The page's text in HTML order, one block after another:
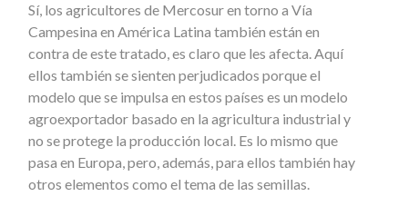
Sí, los agricultores de Mercosur en torno a Vía
Campesina en América Latina también están en
contra de este tratado, es claro que les afecta. Aquí
ellos también se sienten perjudicados porque el
modelo que se impulsa en estos países es un modelo
agroexportador basado en la agricultura industrial y
no se protege la producción local. Es lo mismo que
pasa en Europa, pero, además, para ellos también hay
otros elementos como el tema de las semillas.